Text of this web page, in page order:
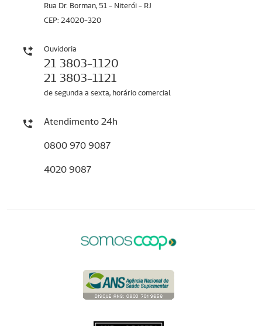
Rua Dr. Borman, 51 - Niterói - RJ
CEP: 24020-320
Ouvidoria
21 3803-1120
21 3803-1121
de segunda a sexta, horário comercial
Atendimento 24h
0800 970 9087
4020 9087